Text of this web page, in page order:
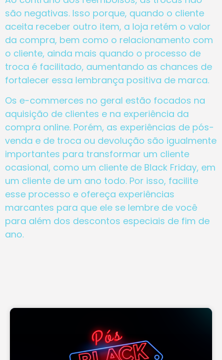
são negativas. Isso porque, quando o cliente
aceita receber outro item, a loja retém o valor
da compra, bem como o relacionamento com
o cliente, ainda mais quando o processo de
troca é facilitado, aumentando as chances de
fortalecer essa lembrança positiva de marca.
Os e-commerces no geral estão focados na
aquisição de clientes e na experiência da
compra online. Porém, as experiências de pós-
venda e de troca ou devolução são igualmente
importantes para transformar um cliente
ocasional, como um cliente de Black Friday, em
um cliente de um ano todo. Por isso, facilite
esse processo e ofereça experiências
marcantes para que ele se lembre de você
para além dos descontos especiais de fim de
ano.